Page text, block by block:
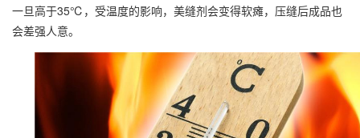
一旦高于35℃，受温度的影响，美缝剂会变得软瘫，压缝后成品也
会差强人意。